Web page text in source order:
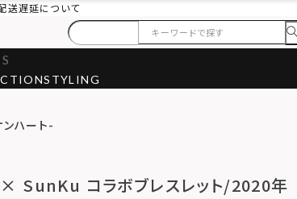
送遅延について
STYLING
ハート-
SunKu コラボブレスレット/2020年